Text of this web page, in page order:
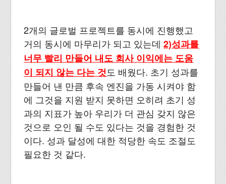
2개의 글로벌 프로젝트를 동시에 진행했고
거의 동시에 마무리가 되고 있는데2)성과를
너무 빨리 만들어 내도 회사 이익에는 도움
이 되지 않는 다는 것도 배웠다. 초기 성과를
만들어 낸 만큼 후속 엔진을 가동 시켜야 함
에 그것을 지원 받지 못하면 오히려 초기 성
과의 지표가 높아 우리가 더 관심 갖지 않은
것으로 오인 될 수도 있다는 것을 경험한 것
이다. 성과 달성에 대한 적당한 속도 조절도
필요한 것 같다.